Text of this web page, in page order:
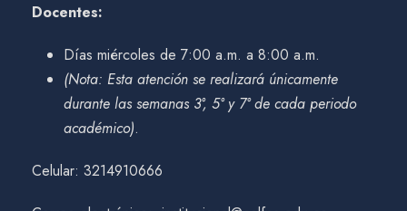
Docentes:
Días miércoles de 7:00 a.m. a 8:00 a.m.
(Nota: Esta atención se realizará únicamente
durante las semanas 3°, 5° y 7° de cada periodo
académico).
Celular: 3214910666